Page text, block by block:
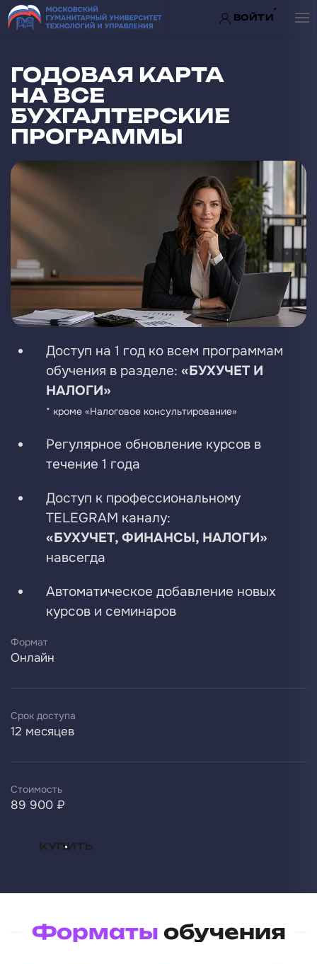
Перейти к содержимому
ВОЙТИ
ГОДОВАЯ КАРТА
НА ВСЕ
БУХГАЛТЕРСКИЕ
ПРОГРАММЫ
Доступ на 1 год ко всем программам
обучения в разделе: «БУХУЧЕТ И
НАЛОГИ»
* кроме «Налоговое консультирование»
Регулярное обновление курсов в
течение 1 года
Доступ к профессиональному
TELEGRAM каналу:
«БУХУЧЕТ, ФИНАНСЫ, НАЛОГИ»
навсегда
Автоматическое добавление новых
курсов и семинаров
Формат
Онлайн
Срок доступа
12 месяцев
Стоимость
89 900 ₽
КУПИТЬ
Форматы обучения